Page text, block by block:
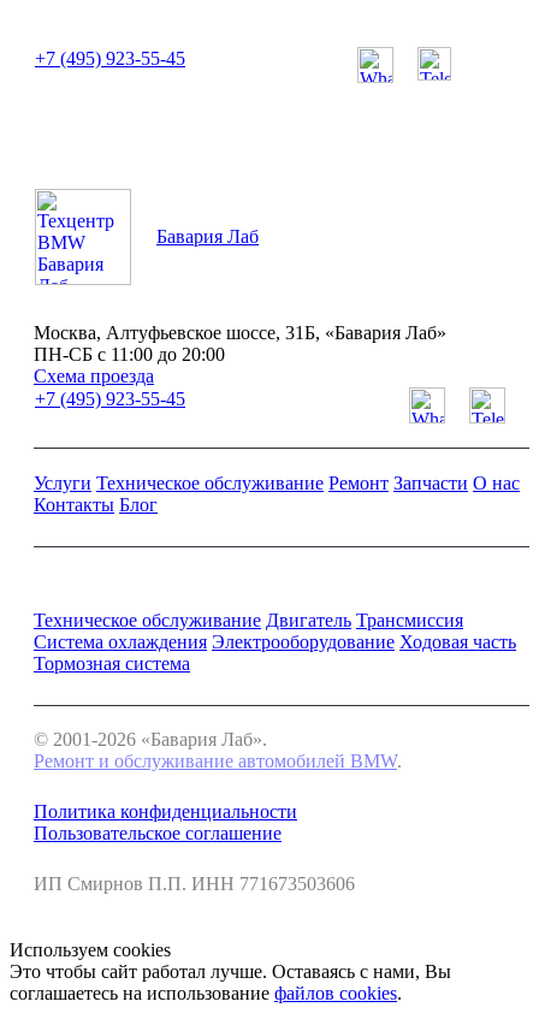
+7 (495) 923-55-45
Бавария Лаб
Москва, Алтуфьевское шоссе, 31Б, «Бавария Лаб»
ПН-СБ с 11:00 до 20:00
Схема проезда
+7 (495) 923-55-45
Услуги Техническое обслуживание Ремонт Запчасти О нас
Контакты Блог
Техническое обслуживание Двигатель Трансмиссия
Система охлаждения Электрооборудование Ходовая часть
Тормозная система
© 2001-2026 «Бавария Лаб».
Ремонт и обслуживание автомобилей BMW.
Политика конфиденциальности
Пользовательское соглашение
ИП Смирнов П.П. ИНН 771673503606
Используем cookies
Это чтобы сайт работал лучше. Оставаясь с нами, Вы
соглашаетесь на использование файлов cookies.